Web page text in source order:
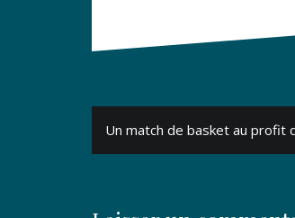
Navigation
de
Un match de basket au profit